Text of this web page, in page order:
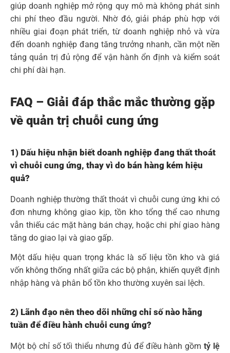
giúp doanh nghiệp mở rộng quy mô mà không phát sinh
chi phí theo đầu người. Nhờ đó, giải pháp phù hợp với
nhiều giai đoạn phát triển, từ doanh nghiệp nhỏ và vừa
đến doanh nghiệp đang tăng trưởng nhanh, cần một nền
tảng quản trị đủ rộng để vận hành ổn định và kiểm soát
chi phí dài hạn.
FAQ – Giải đáp thắc mắc thường gặp
về quản trị chuỗi cung ứng
1) Dấu hiệu nhận biết doanh nghiệp đang thất thoát
vì chuỗi cung ứng, thay vì do bán hàng kém hiệu
quả?
Doanh nghiệp thường thất thoát vì chuỗi cung ứng khi có
đơn nhưng không giao kịp, tồn kho tổng thể cao nhưng
vẫn thiếu các mặt hàng bán chạy, hoặc chi phí giao hàng
tăng do giao lại và giao gấp.
Một dấu hiệu quan trọng khác là số liệu tồn kho và giá
vốn không thống nhất giữa các bộ phận, khiến quyết định
nhập hàng và phân bổ tồn kho thường xuyên sai lệch.
2) Lãnh đạo nên theo dõi những chỉ số nào hằng
tuần để điều hành chuỗi cung ứng?
Một bộ chỉ số tối thiểu nhưng đủ để điều hành gồmtỷ lệ